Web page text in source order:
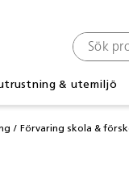
& utemiljö
Förvaring skola &